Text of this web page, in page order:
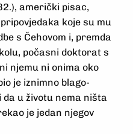
američki pisac,
koje su mu
s Čehovom i, premda
počasni doktorat s
njemu ni onima oko
je iznimno blago­
u životu nema ništa
je jedan njegov